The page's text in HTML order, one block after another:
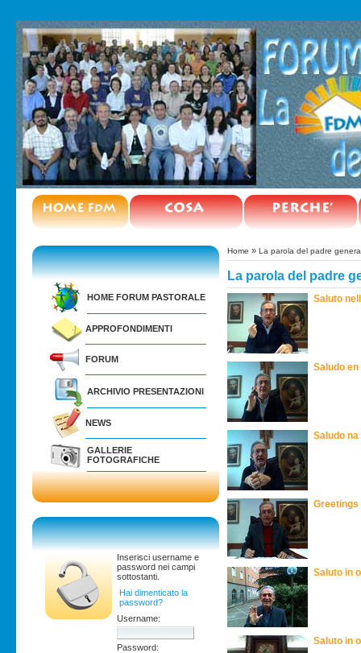
HOME FORUM PASTORALE
APPROFONDIMENTI
FORUM
ARCHIVIO PRESENTAZIONI
NEWS
GALLERIE
FOTOGRAFICHE
Inserisci username e
password nei campi
sottostanti.
Hai dimenticato la
password?
Username:
Password:
Home » La parola del padre
La parola del padre
Saluto
Saludo
Saludo
Greetings
Saluto in
Saluto in